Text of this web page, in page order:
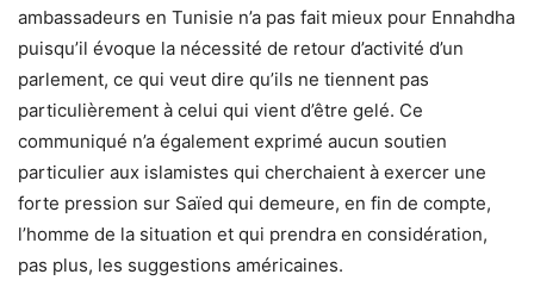
ambassadeurs en Tunisie n’a pas fait mieux pour Ennahdha
puisqu’il évoque la nécessité de retour d’activité d’un
parlement, ce qui veut dire qu’ils ne tiennent pas
particulièrement à celui qui vient d’être gelé. Ce
communiqué n’a également exprimé aucun soutien
particulier aux islamistes qui cherchaient à exercer une
forte pression sur Saïed qui demeure, en fin de compte,
l’homme de la situation et qui prendra en considération,
pas plus, les suggestions américaines.